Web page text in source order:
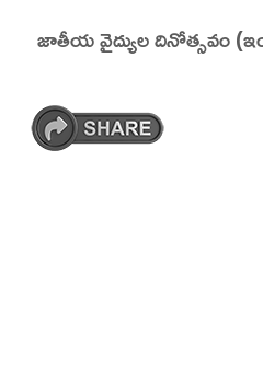
Skip
content
On This Day
Today in History | On
జాతీయ వైద్యుల దినోత్సవం